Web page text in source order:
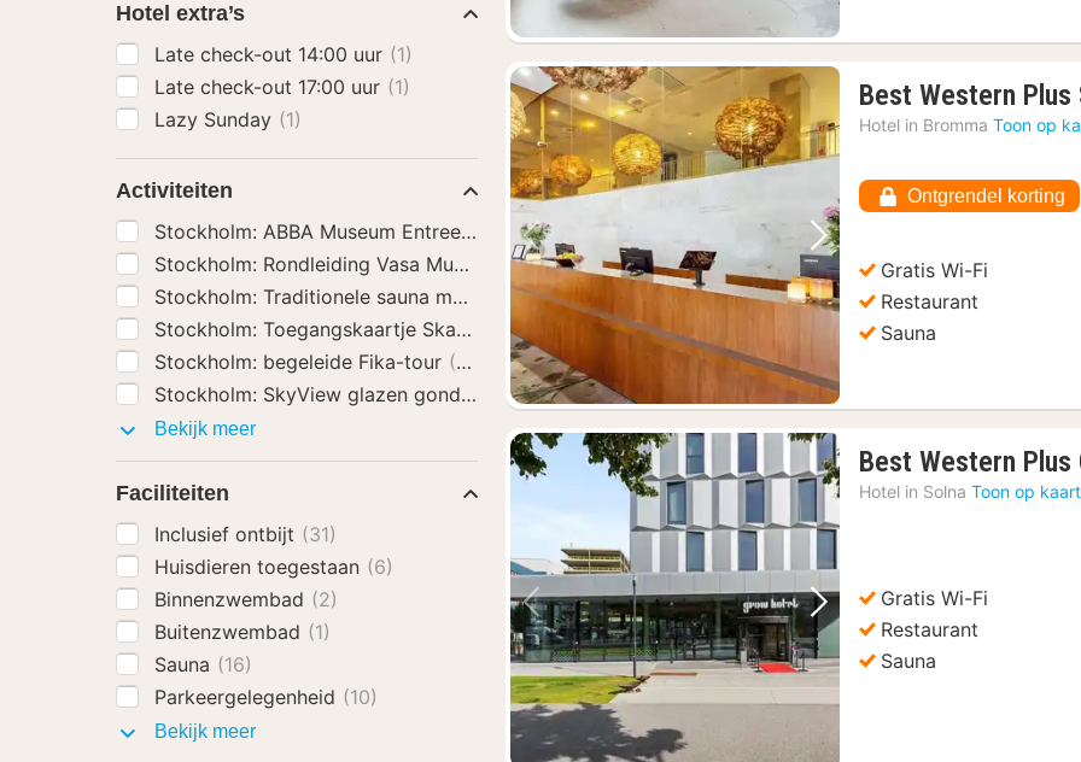
Vorige foto Volgende foto
Best Western Plus
Hotel in Bromma Toon op
Ontgrendel korting
Gratis Wi-Fi
Restaurant
Sauna
Vorige foto Volgende foto
Best Western Plus
Hotel in Solna Toon op kaart
Gratis Wi-Fi
Restaurant
Sauna
Hotel extra’s
Late check-out 14:00 uur (1)
Late check-out 17:00 uur (1)
Lazy Sunday (1)
Activiteiten
Stockholm: ABBA Museum Entree Ticket(29)
Stockholm: Rondleiding Vasa Museum Inc Entree(29)
Stockholm: Traditionele sauna met ijsduik in de Baltische Zee(29)
Stockholm: Toegangskaartje Skansen Openluchtmuseum(29)
Stockholm: begeleide Fika-tour (29)
Stockholm: SkyView glazen gondeltocht(29)
Bekijk meerActiviteiten
Faciliteiten
Inclusief ontbijt (31)
Huisdieren toegestaan (6)
Binnenzwembad (2)
Buitenzwembad (1)
Sauna (16)
Parkeergelegenheid (10)
Bekijk meerFaciliteiten